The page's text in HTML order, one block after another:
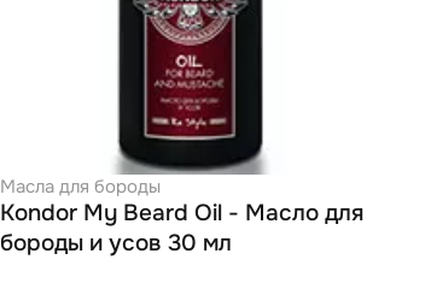
Масла для бороды
Kondor My Beard Oil - Масло для
бороды и усов 30 мл